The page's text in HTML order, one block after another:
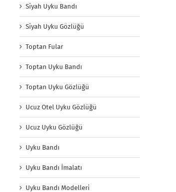
Siyah Uyku Bandı
Siyah Uyku Gözlüğü
Toptan Fular
Toptan Uyku Bandı
Toptan Uyku Gözlüğü
Ucuz Otel Uyku Gözlüğü
Ucuz Uyku Gözlüğü
Uyku Bandı
Uyku Bandı İmalatı
Uyku Bandı Modelleri